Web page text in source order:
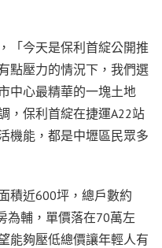
「今天是保利首綻公開推
點壓力的情況下，我們選
中心最精華的一塊土地
，保利首綻在捷運A22站
機能，都是中壢區民眾多
積近600坪，總戶數約
為輔，單價落在70萬左
能夠壓低總價讓年輕人有